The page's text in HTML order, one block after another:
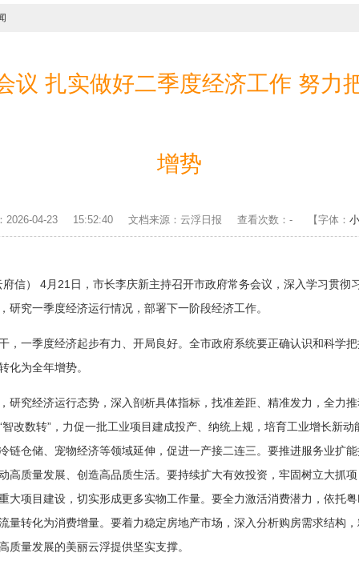
议 扎实做好二季度经济工作 努力
增势
2026-04-23 15:52:40 文档来源：云浮日报 查看次数： -【字体： 小
） 4月21日，市长李庆新主持召开市政府常务会议，深入学习贯彻
究一季度经济运行情况，部署下一阶段经济工作。
季度经济起步有力、开局良好。全市政府系统要正确认识和科学
化为全年增势。
经济运行态势，深入剖析具体指标，找准差距、精准发力，全力
改数转”，力促一批工业项目建成投产、纳统上规，培育工业增长新
链仓储、宠物经济等领域延伸，促进一产接二连三。要推进服务业扩
质量发展、创造高品质生活。要持续扩大有效投资，牢固树立大抓
大项目建设，切实形成更多实物工作量。要全力激活消费潜力，依托
量转化为消费增量。要着力稳定房地产市场，深入分析购房需求结构
量发展的美丽云浮提供坚实支撑。